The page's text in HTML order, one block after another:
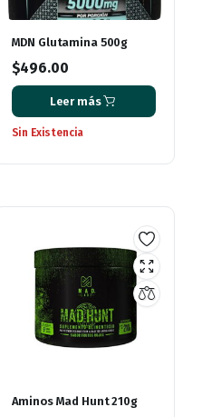
MDN Glutamina 500g
$496.00
Leer más
Sin Existencia
Aminos Mad Hunt 210g